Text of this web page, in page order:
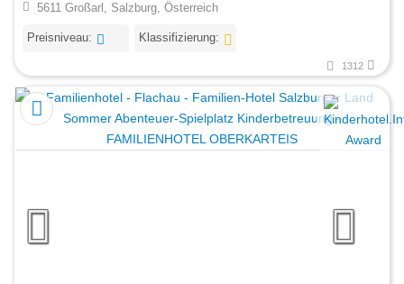
5611 Großarl, Salzburg, Österreich
Preisniveau: Klassifizierung:
1312